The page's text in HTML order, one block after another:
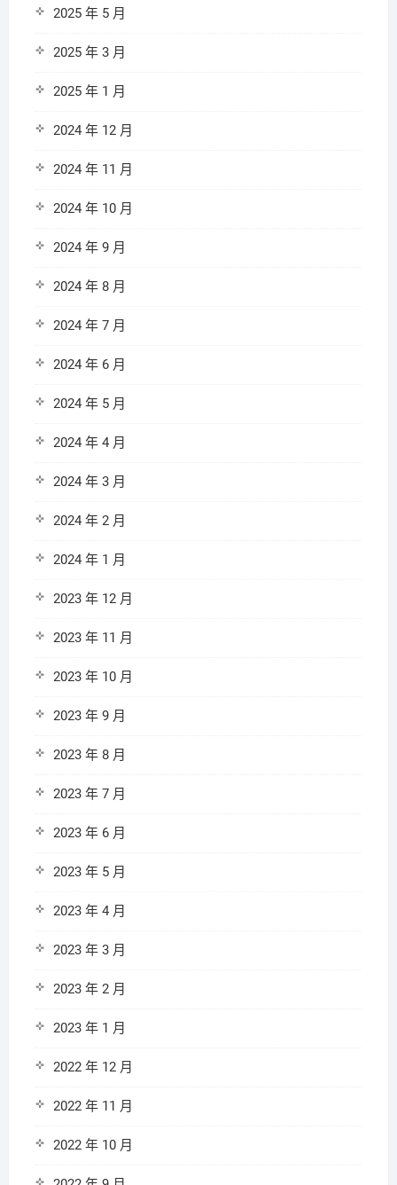
2025 年 5 月
2025 年 3 月
2025 年 1 月
2024 年 12 月
2024 年 11 月
2024 年 10 月
2024 年 9 月
2024 年 8 月
2024 年 7 月
2024 年 6 月
2024 年 5 月
2024 年 4 月
2024 年 3 月
2024 年 2 月
2024 年 1 月
2023 年 12 月
2023 年 11 月
2023 年 10 月
2023 年 9 月
2023 年 8 月
2023 年 7 月
2023 年 6 月
2023 年 5 月
2023 年 4 月
2023 年 3 月
2023 年 2 月
2023 年 1 月
2022 年 12 月
2022 年 11 月
2022 年 10 月